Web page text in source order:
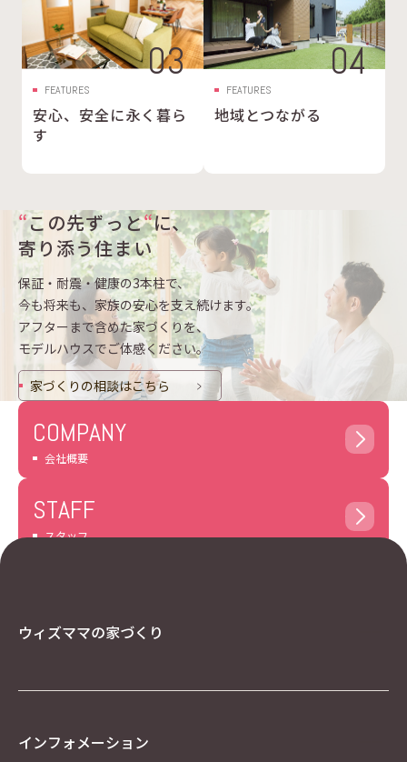
03
FEATURES
安心、安全に永く暮ら
す
04
FEATURES
地域とつながる
“この先ずっと“に、
寄り添う住まい
保証・耐震・健康の3本柱で、
今も将来も、家族の安心を支え続けます。
アフターまで含めた家づくりを、
モデルハウスでご体感ください。
家づくりの相談はこちら
COMPANY
会社概要
STAFF
スタッフ
ウィズママの家づくり
インフォメーション